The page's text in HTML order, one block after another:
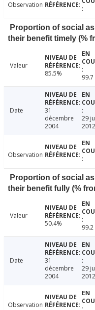
Observation
Proportion of social
their benefit timely (%
Valeur
85.5%
99.7
Date
31
décembre
2004
29
2012
Observation
Proportion of social
their benefit fully (%
Valeur
50.4%
99.2
Date
31
décembre
2004
29
2012
Observation